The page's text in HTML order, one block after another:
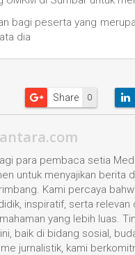
bagi peserta yang
dia
0
Share
para pembaca setia
untuk menyajikan berita
Kami percaya
inspiratif, serta
yang lebih luas.
baik di bidang sosial,
jurnalistik, kami